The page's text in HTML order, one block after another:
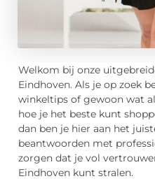
Welkom bij onze
Eindhoven. Als je op zoek
winkeltips of gewoon wat
hoe je het beste kunt
dan ben je hier aan het
beantwoorden met
zorgen dat je vol
Eindhoven kunt stralen.